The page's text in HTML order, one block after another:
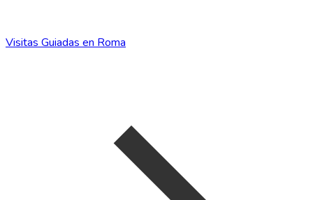
Visitas Guiadas en Roma